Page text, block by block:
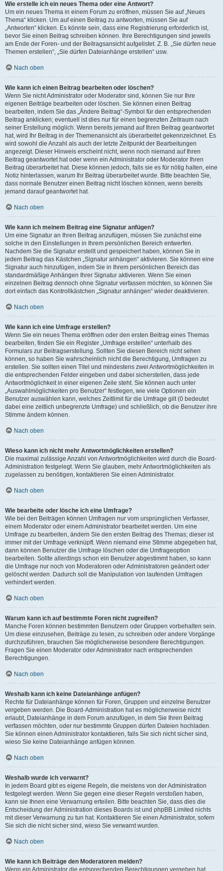
Wie erstelle ich ein neues Thema oder eine Antwort?
Um ein neues Thema in einem Forum zu eröffnen, müssen Sie auf „Neues
Thema“ klicken. Um auf einen Beitrag zu antworten, müssen Sie auf
„Antworten“ klicken. Es könnte sein, dass eine Registrierung erforderlich ist,
bevor Sie einen Beitrag schreiben können. Ihre Berechtigungen sind jeweils
am Ende der Foren- und der Beitragsansicht aufgelistet. Z. B. „Sie dürfen neue
Themen erstellen“, „Sie dürfen Dateianhänge erstellen“ usw.
Nach oben
Wie kann ich einen Beitrag bearbeiten oder löschen?
Wenn Sie nicht Administrator oder Moderator sind, können Sie nur Ihre
eigenen Beiträge bearbeiten oder löschen. Sie können einen Beitrag
bearbeiten, indem Sie das „Ändere Beitrag“-Symbol für den entsprechenden
Beitrag anklicken; eventuell ist dies nur für einen begrenzten Zeitraum nach
seiner Erstellung möglich. Wenn bereits jemand auf Ihren Beitrag geantwortet
hat, wird Ihr Beitrag in der Themenansicht als überarbeitet gekennzeichnet. Es
wird sowohl die Anzahl als auch der letzte Zeitpunkt der Bearbeitungen
angezeigt. Dieser Hinweis erscheint nicht, wenn noch niemand auf Ihren
Beitrag geantwortet hat oder wenn ein Administrator oder Moderator Ihren
Beitrag überarbeitet hat. Diese können jedoch, falls sie es für nötig halten, eine
Notiz hinterlassen, warum Ihr Beitrag überarbeitet wurde. Bitte beachten Sie,
dass normale Benutzer einen Beitrag nicht löschen können, wenn bereits
jemand darauf geantwortet hat.
Nach oben
Wie kann ich meinem Beitrag eine Signatur anfügen?
Um eine Signatur an Ihren Beitrag anzufügen, müssen Sie zunächst eine
solche in den Einstellungen in Ihrem persönlichen Bereich entwerfen.
Nachdem Sie die Signatur erstellt und gespeichert haben, können Sie in
jedem Beitrag das Kästchen „Signatur anhängen“ aktivieren. Sie können eine
Signatur auch hinzufügen, indem Sie in Ihrem persönlichen Bereich das
standardmäßige Anhängen Ihrer Signatur aktivieren. Wenn Sie einen
einzelnen Beitrag dennoch ohne Signatur verfassen möchten, so können Sie
dort einfach das Kontrollkästchen „Signatur anhängen“ wieder deaktivieren.
Nach oben
Wie kann ich eine Umfrage erstellen?
Wenn Sie ein neues Thema eröffnen oder den ersten Beitrag eines Themas
bearbeiten, finden Sie ein Register „Umfrage erstellen“ unterhalb des
Formulars zur Beitragserstellung. Sollten Sie diesen Bereich nicht sehen
können, so haben Sie wahrscheinlich nicht die Berechtigung, Umfragen zu
erstellen. Sie sollten einen Titel und mindestens zwei Antwortmöglichkeiten in
die entsprechenden Felder eingeben und dabei sicherstellen, dass jede
Antwortmöglichkeit in einer eigenen Zeile steht. Sie können auch unter
„Auswahlmöglichkeiten pro Benutzer“ festlegen, wie viele Optionen ein
Benutzer auswählen kann, welches Zeitlimit für die Umfrage gilt (0 bedeutet
dabei eine zeitlich unbegrenzte Umfrage) und schließlich, ob die Benutzer ihre
Stimme ändern können.
Nach oben
Wieso kann ich nicht mehr Antwortmöglichkeiten erstellen?
Die maximal zulässige Anzahl von Antwortmöglichkeiten wird durch die Board-
Administration festgelegt. Wenn Sie glauben, mehr Antwortmöglichkeiten als
zugelassen zu benötigen, kontaktieren Sie einen Administrator.
Nach oben
Wie bearbeite oder lösche ich eine Umfrage?
Wie bei den Beiträgen können Umfragen nur vom ursprünglichen Verfasser,
einem Moderator oder einem Administrator bearbeitet werden. Um eine
Umfrage zu bearbeiten, ändern Sie den ersten Beitrag des Themas; dieser ist
immer mit der Umfrage verknüpft. Wenn niemand eine Stimme abgegeben hat,
dann können Benutzer die Umfrage löschen oder die Umfrageoption
bearbeiten. Sollte allerdings schon ein Benutzer abgestimmt haben, so kann
die Umfrage nur noch von Moderatoren oder Administratoren geändert oder
gelöscht werden. Dadurch soll die Manipulation von laufenden Umfragen
verhindert werden.
Nach oben
Warum kann ich auf bestimmte Foren nicht zugreifen?
Manche Foren können bestimmten Benutzern oder Gruppen vorbehalten sein.
Um diese einzusehen, Beiträge zu lesen, zu schreiben oder andere Vorgänge
durchzuführen, brauchen Sie möglicherweise besondere Berechtigungen.
Fragen Sie einen Moderator oder Administrator nach entsprechenden
Berechtigungen.
Nach oben
Weshalb kann ich keine Dateianhänge anfügen?
Rechte für Dateianhänge können für Foren, Gruppen und einzelne Benutzer
vergeben werden. Die Board-Administration hat es möglicherweise nicht
erlaubt, Dateianhänge in dem Forum anzufügen, in dem Sie Ihren Beitrag
verfassen möchten, oder nur bestimmte Gruppen dürfen Dateien hochladen.
Sie können einen Administrator kontaktieren, falls Sie sich nicht sicher sind,
wieso Sie keine Dateianhänge anfügen können.
Nach oben
Weshalb wurde ich verwarnt?
In jedem Board gibt es eigene Regeln, die meistens von der Administration
festgelegt werden. Wenn Sie gegen eine dieser Regeln verstoßen haben,
kann sie Ihnen eine Verwarnung erteilen. Bitte beachten Sie, dass dies die
Entscheidung der Administration dieses Boards ist und phpBB Limited nichts
mit dieser Verwarnung zu tun hat. Kontaktieren Sie einen Administrator, sofern
Sie sich die nicht sicher sind, wieso Sie verwarnt wurden.
Nach oben
Wie kann ich Beiträge den Moderatoren melden?
Wenn ein Administrator die entsprechenden Berechtigungen vergeben hat,